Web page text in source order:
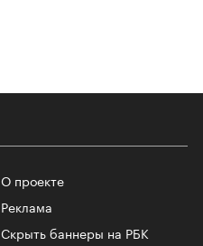
О проекте
Реклама
Скрыть баннеры на РБК